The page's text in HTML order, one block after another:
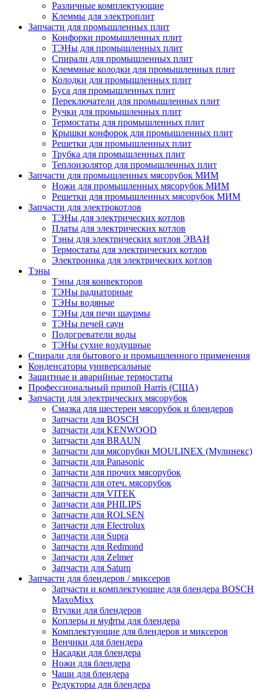
Различные комплектующие
Клеммы для электроплит
Запчасти для промышленных плит
Конфорки промышленных плит
ТЭНы для промышленных плит
Спирали для промышленных плит
Клеммные колодки для промышленных плит
Колодки для промышленных плит
Буса для промышленных плит
Переключатели для промышленных плит
Ручки для промышленных плит
Термостаты для промышленных плит
Крышки конфорок для промышленных плит
Решетки для промышленных плит
Трубка для промышленных плит
Теплоизолятор для промышленных плит
Запчасти для промышленных мясорубок МИМ
Ножи для промышленных мясорубок МИМ
Решетки для промышленных мясорубок МИМ
Запчасти для электрокотлов
ТЭНы для электрических котлов
Платы для электрических котлов
Тэны для электрических котлов ЭВАН
Термостаты для электрических котлов
Электроника для электрических котлов
Тэны
Тэны для конвекторов
ТЭНы радиаторные
ТЭНы водяные
ТЭНы для печи шаурмы
ТЭНы печей саун
Подогреватели воды
ТЭНы сухие воздушные
Спирали для бытового и промышленного применения
Конденсаторы универсальные
Защитные и аварийные термостаты
Профессиональный припой Harris (США)
Запчасти для электрических мясорубок
Смазка для шестерен мясорубок и блендеров
Запчасти для BOSCH
Запчасти для KENWOOD
Запчасти для BRAUN
Запчасти для мясорубки MOULINEX (Мулинекс)
Запчасти для Panasonic
Запчасти для прочих мясорубок
Запчасти для отеч. мясорубок
Запчасти для VITEK
Запчасти для PHILIPS
Запчасти для ROLSEN
Запчасти для Electrolux
Запчасти для Supra
Запчасти для Redmond
Запчасти для Zelmer
Запчасти для Saturn
Запчасти для блендеров / миксеров
Запчасти и комплектующие для блендера BOSCH
MaxoMixx
Втулки для блендеров
Коплеры и муфты для блендера
Комплектующие для блендеров и миксеров
Венчики для блендера
Насадки для блендера
Ножи для блендера
Чаши для блендера
Редукторы для блендера